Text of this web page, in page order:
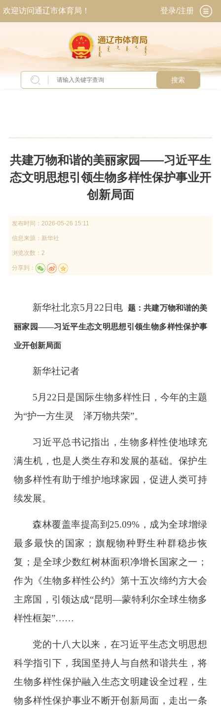
欢迎访问通辽市体育局！ 登录/注册
搜索
共建万物和谐的美丽家园——习近平生
态文明思想引领生物多样性保护事业开
创新局面
发布时间： 2026-05-26 15:11
信息来源： 新华社
浏览次数：2
分享到：
新华社北京5月22日电题：共建万物和谐的美
丽家园——习近平生态文明思想引领生物多样性保护事
业开创新局面
新华社记者
5月22日是国际生物多样性日，今年的主题
为“护一方生灵 泽万物共荣”。
习近平总书记指出，生物多样性使地球充
满生机，也是人类生存和发展的基础。保护生
物多样性有助于维护地球家园，促进人类可持
续发展。
森林覆盖率提高到25.09%，成为全球增绿
最多最快的国家；旗舰物种野生种群稳步恢
复；是全球少数红树林面积净增长国家之一；
作为《生物多样性公约》第十五次缔约方大会
主席国，引领达成“昆明—蒙特利尔全球生物多
样性框架”……
党的十八大以来，在习近平生态文明思想
科学指引下，我国坚持人与自然和谐共生，将
生物多样性保护融入生态文明建设全过程，生
物多样性保护事业不断开创新局面，走出一条